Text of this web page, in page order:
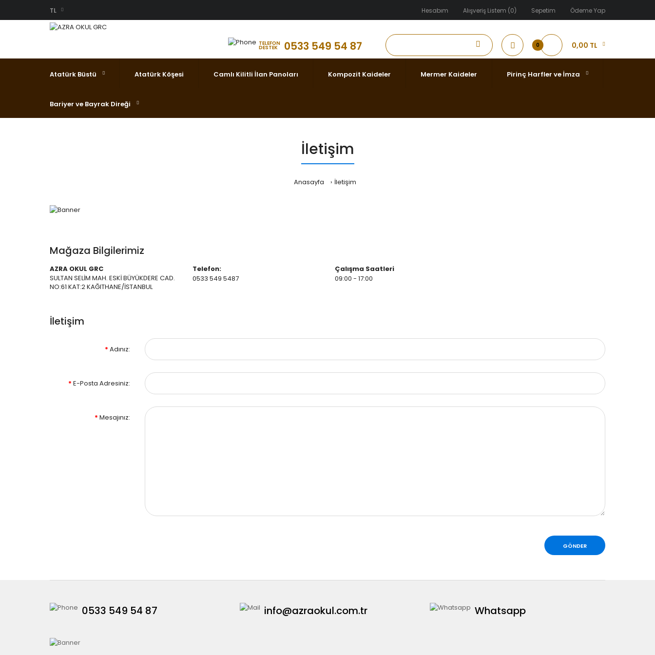
Hesabım Alışveriş Listem (0) Sepetim Ödeme Yap
TL
TELEFON
DESTEK 0533 549 54 87 0 0,00 TL
Atatürk Büstü Atatürk Köşesi Camlı Kilitli İlan Panoları Kompozit Kaideler Mermer Kaideler Pirinç Harfler ve İmza
Bariyer ve Bayrak Direği
İletişim
Anasayfa İletişim
Mağaza Bilgilerimiz
AZRA OKUL GRC
SULTAN SELİM MAH. ESKİ BÜYÜKDERE CAD.
NO:61 KAT:2 KAĞITHANE/İSTANBUL
Telefon:
0533 549 5487
Çalışma Saatleri
09:00 - 17:00
İletişim
Adınız:
E-Posta Adresiniz:
Mesajınız:
0533 549 54 87 info@azraokul.com.tr Whatsapp